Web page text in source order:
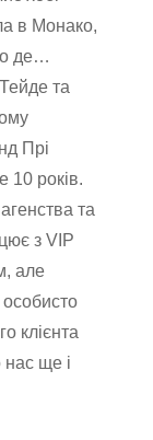
в Монако,
де…
та
Прі
10 років.
та
з VIP
але
особисто
клієнта
нас ще і